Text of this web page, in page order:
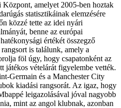
amelyet 2005-ben hoztak
statisztikáinak elemzésére
közzé tette az idei nyári
benne az európai
értékét összegző
is találunk, amely a
föl úgy, hogy csapatonként az
játékos vételárát figyelembe vették.
Germain és a Manchester City
kiadási rangsorát. Az igaz, hogy
leigazolásával jóval nagyobb
mint az angol klubnak, azonban